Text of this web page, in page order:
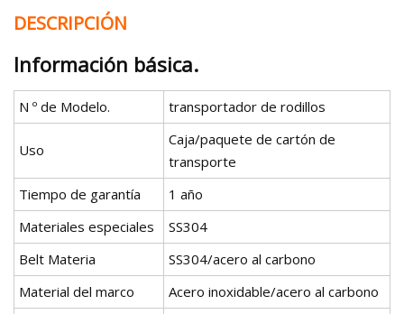
DESCRIPCIÓN
Información básica.
N º de Modelo. transportador de rodillos
Uso
Caja/paquete de cartón de
transporte
Tiempo de garantía
1 año
Materiales especiales
SS304
Belt Materia
SS304/acero al carbono
Material del marco
Acero inoxidable/acero al carbono